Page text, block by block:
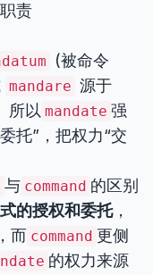
责
(被命令
mandare 源于
所以 mandate 强
托”，把权力“交
与 command 的区别
的授权和委托，
而 command 更侧
的权力来源